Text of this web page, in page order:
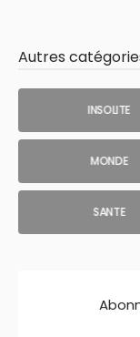
Autres
INSOLITE
MONDE
SANTE